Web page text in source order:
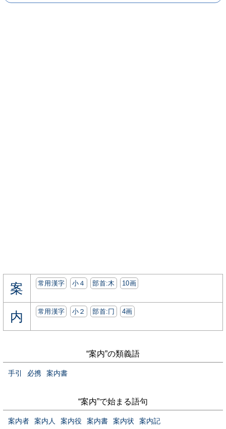
案 常用漢字 小４ 部首:⽊ 10画
内 常用漢字 小２ 部首:⼌ 4画
“案内”の類義語
手引 必携 案内書
“案内”で始まる語句
案内者 案内人 案内役 案内書 案内状 案内記